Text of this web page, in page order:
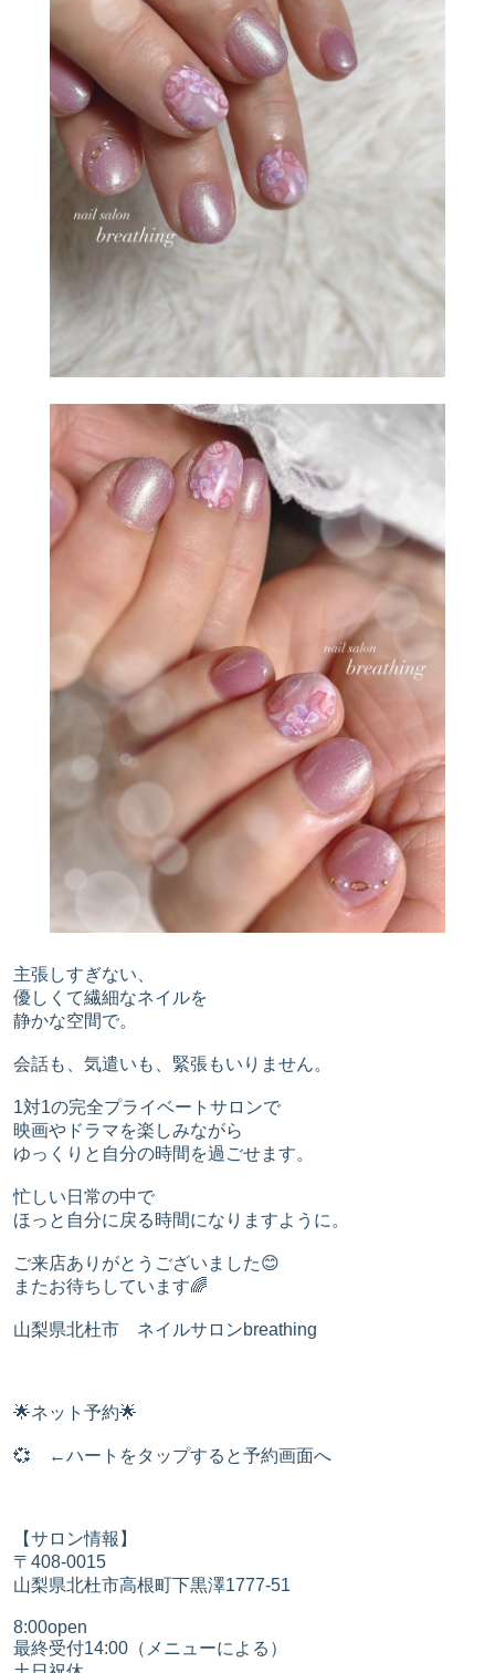
主張しすぎない、
優しくて繊細なネイルを
静かな空間で。
会話も、気遣いも、緊張もいりません。
1対1の完全プライベートサロンで
映画やドラマを楽しみながら
ゆっくりと自分の時間を過ごせます。
忙しい日常の中で
ほっと自分に戻る時間になりますように。
ご来店ありがとうございました😊
またお待ちしています🌈
山梨県北杜市 ネイルサロンbreathing
🌟ネット予約🌟
💞 ←ハートをタップすると予約画面へ
【サロン情報】
〒408-0015
山梨県北杜市高根町下黒澤1777-51
​8:00open
最終受付14:00（メニューによる）